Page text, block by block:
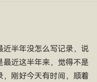
近半年没怎么写记录，说
最近这半年来，觉得不是
，刚好今天有时间，顺着